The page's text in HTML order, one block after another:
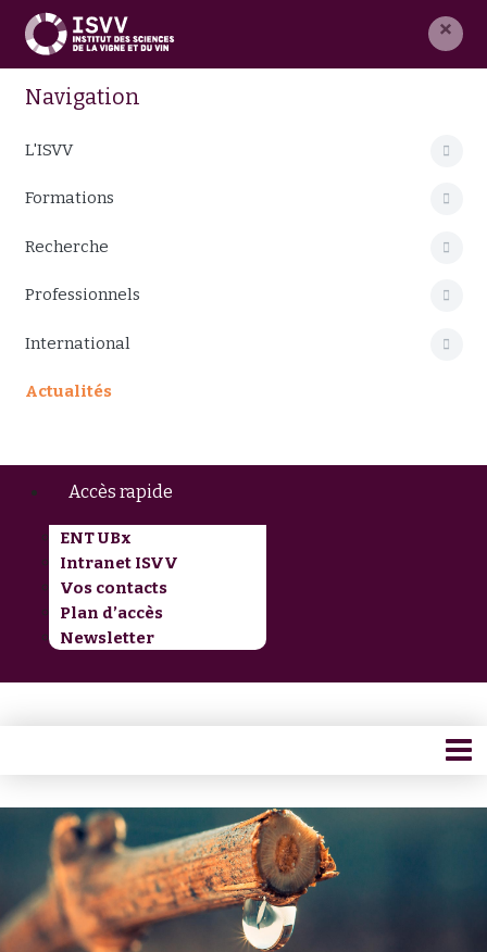
×
Navigation
L'ISVV
Formations
Recherche
Professionnels
International
Actualités
Accès rapide
ENT UBx
Intranet ISVV
Vos contacts
Plan d’accès
Newsletter